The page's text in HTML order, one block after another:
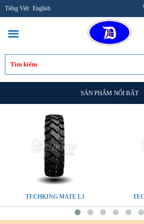
Tiếng Việt English
SẢN PHẨM NỔI BẬT
TECHKING MATE L3